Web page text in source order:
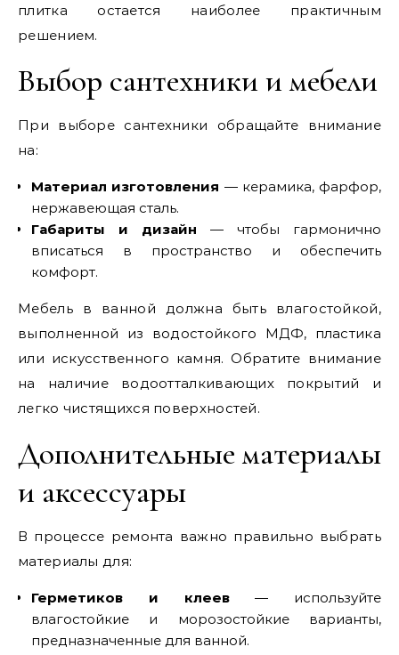
плитка остается наиболее практичным
решением.
Выбор сантехники и мебели
При выборе сантехники обращайте внимание
на:
Материал изготовления — керамика, фарфор,
нержавеющая сталь.
Габариты и дизайн — чтобы гармонично
вписаться в пространство и обеспечить
комфорт.
Мебель в ванной должна быть влагостойкой,
выполненной из водостойкого МДФ, пластика
или искусственного камня. Обратите внимание
на наличие водоотталкивающих покрытий и
легко чистящихся поверхностей.
Дополнительные материалы
и аксессуары
В процессе ремонта важно правильно выбрать
материалы для:
Герметиков и клеев— используйте
влагостойкие и морозостойкие варианты,
предназначенные для ванной.